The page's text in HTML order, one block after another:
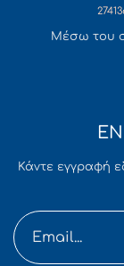
Mέσω του
Κάντε εγγραφή